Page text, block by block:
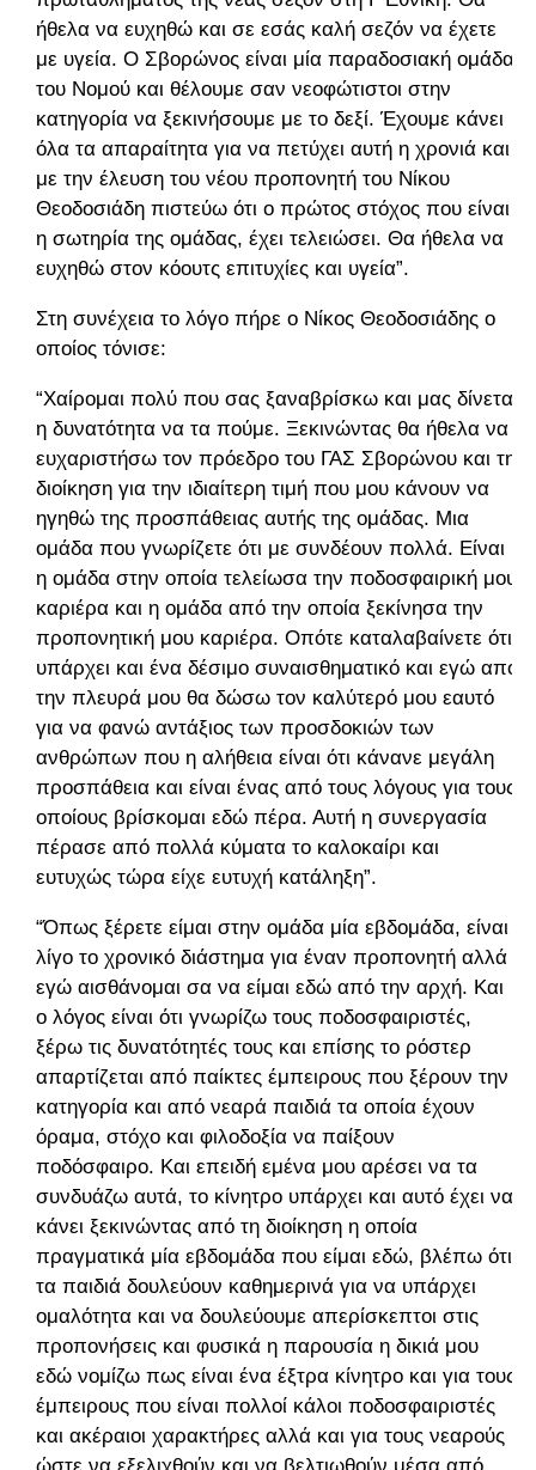
ήθελα να ευχηθώ και σε εσάς καλή σεζόν να έχετε
με υγεία. Ο Σβορώνος είναι μία παραδοσιακή ομάδα
του Νομού και θέλουμε σαν νεοφώτιστοι στην
κατηγορία να ξεκινήσουμε με το δεξί. Έχουμε κάνει
όλα τα απαραίτητα για να πετύχει αυτή η χρονιά και
με την έλευση του νέου προπονητή του Νίκου
Θεοδοσιάδη πιστεύω ότι ο πρώτος στόχος που είναι
η σωτηρία της ομάδας, έχει τελειώσει. Θα ήθελα να
ευχηθώ στον κόουτς επιτυχίες και υγεία”.
Στη συνέχεια το λόγο πήρε ο Νίκος Θεοδοσιάδης ο
οποίος τόνισε:
“Χαίρομαι πολύ που σας ξαναβρίσκω και μας δίνεται
η δυνατότητα να τα πούμε. Ξεκινώντας θα ήθελα να
ευχαριστήσω τον πρόεδρο του ΓΑΣ Σβορώνου και τη
διοίκηση για την ιδιαίτερη τιμή που μου κάνουν να
ηγηθώ της προσπάθειας αυτής της ομάδας. Μια
ομάδα που γνωρίζετε ότι με συνδέουν πολλά. Είναι
η ομάδα στην οποία τελείωσα την ποδοσφαιρική μου
καριέρα και η ομάδα από την οποία ξεκίνησα την
προπονητική μου καριέρα. Οπότε καταλαβαίνετε ότι
υπάρχει και ένα δέσιμο συναισθηματικό και εγώ από
την πλευρά μου θα δώσω τον καλύτερό μου εαυτό
για να φανώ αντάξιος των προσδοκιών των
ανθρώπων που η αλήθεια είναι ότι κάνανε μεγάλη
προσπάθεια και είναι ένας από τους λόγους για τους
οποίους βρίσκομαι εδώ πέρα. Αυτή η συνεργασία
πέρασε από πολλά κύματα το καλοκαίρι και
ευτυχώς τώρα είχε ευτυχή κατάληξη”.
“Όπως ξέρετε είμαι στην ομάδα μία εβδομάδα, είναι
λίγο το χρονικό διάστημα για έναν προπονητή αλλά
εγώ αισθάνομαι σα να είμαι εδώ από την αρχή. Και
ο λόγος είναι ότι γνωρίζω τους ποδοσφαιριστές,
ξέρω τις δυνατότητές τους και επίσης το ρόστερ
απαρτίζεται από παίκτες έμπειρους που ξέρουν την
κατηγορία και από νεαρά παιδιά τα οποία έχουν
όραμα, στόχο και φιλοδοξία να παίξουν
ποδόσφαιρο. Και επειδή εμένα μου αρέσει να τα
συνδυάζω αυτά, το κίνητρο υπάρχει και αυτό έχει να
κάνει ξεκινώντας από τη διοίκηση η οποία
πραγματικά μία εβδομάδα που είμαι εδώ, βλέπω ότι
τα παιδιά δουλεύουν καθημερινά για να υπάρχει
ομαλότητα και να δουλεύουμε απερίσκεπτοι στις
προπονήσεις και φυσικά η παρουσία η δικιά μου
εδώ νομίζω πως είναι ένα έξτρα κίνητρο και για τους
έμπειρους που είναι πολλοί κάλοι ποδοσφαιριστές
και ακέραιοι χαρακτήρες αλλά και για τους νεαρούς